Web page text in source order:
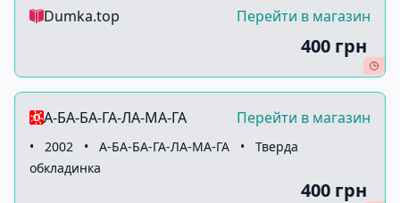
Dumka.top Перейти в магазин
400 грн
А-БА-БА-ГА-ЛА-МА-ГА Перейти в магазин
• 2002 • А-БА-БА-ГА-ЛА-МА-ГА •
Тверда
обкладинка
400 грн